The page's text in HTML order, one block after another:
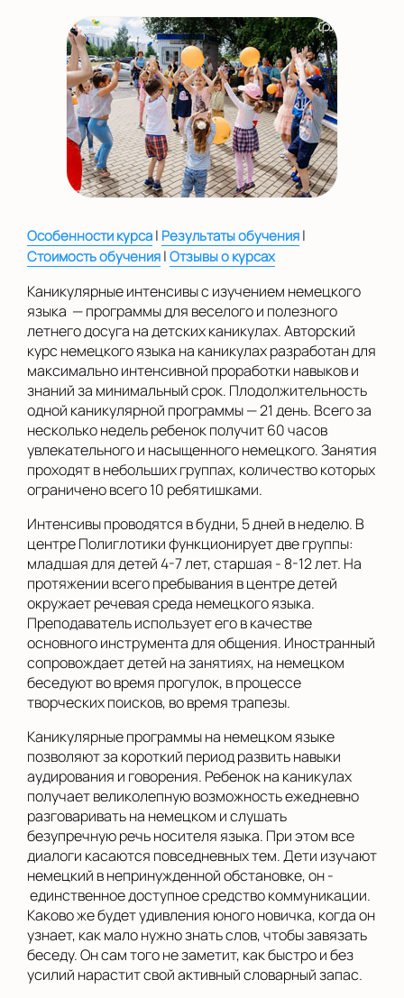
на Домодедовской
на Коломенской
в Московской
области
Показать на карте
Выбрать другой город
Особенности курса| Результаты обучения|
Стоимость обучения|Отзывы о курсах
Каникулярные интенсивы с изучением немецкого
языка — программы для веселого и полезного
летнего досуга на детских каникулах. Авторский
курс немецкого языка на каникулах разработан для
максимально интенсивной проработки навыков и
знаний за минимальный срок. Плодолжительность
одной каникулярной программы — 21 день. Всего за
несколько недель ребенок получит 60 часов
увлекательного и насыщенного немецкого. Занятия
проходят в небольших группах, количество которых
ограничено всего 10 ребятишками.
Интенсивы проводятся в будни, 5 дней в неделю. В
центре Полиглотики функционирует две группы:
младшая для детей 4-7 лет, старшая - 8-12 лет. На
протяжении всего пребывания в центре детей
окружает речевая среда немецкого языка.
Преподаватель использует его в качестве
основного инструмента для общения. Иностранный
сопровождает детей на занятиях, на немецком
беседуют во время прогулок, в процессе
творческих поисков, во время трапезы.
Каникулярные программы на немецком языке
позволяют за короткий период развить навыки
аудирования и говорения. Ребенок на каникулах
получает великолепную возможность ежедневно
разговаривать на немецком и слушать
безупречную речь носителя языка. При этом все
диалоги касаются повседневных тем. Дети изучают
немецкий в непринужденной обстановке, он -
единственное доступное средство коммуникации.
Каково же будет удивления юного новичка, когда он
узнает, как мало нужно знать слов, чтобы завязать
беседу. Он сам того не заметит, как быстро и без
усилий нарастит свой активный словарный запас.